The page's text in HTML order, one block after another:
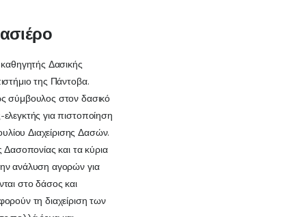
Δασικής
της Πάντοβα.
σύμβουλος στον δασικό
για πιστοποίηση
Διαχείρισης Δασών.
Δασοπονίας και τα κύρια
ανάλυση αγορών για
στο δάσος και
τη διαχείριση των